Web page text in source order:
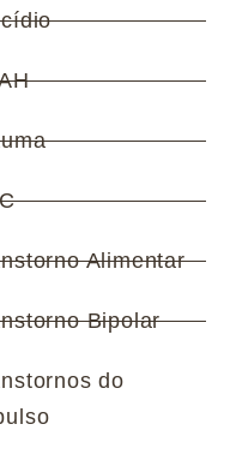
Alimentar
Bipolar
do